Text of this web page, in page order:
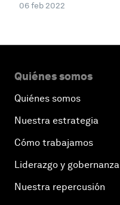
06 feb 2022
Quiénes somos
Quiénes somos
Nuestra estrategia
Cómo trabajamos
Liderazgo y gobernanza
Nuestra repercusión